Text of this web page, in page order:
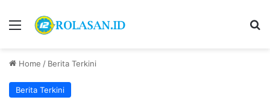
Menu
Home / Berita Terkini
Berita Terkini